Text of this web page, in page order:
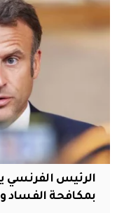
الرئيس الفرنسي
بمكافحة الفساد